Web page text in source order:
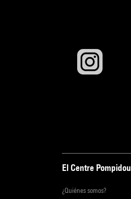
El Centre Pompidou
¿Quiénes somos?